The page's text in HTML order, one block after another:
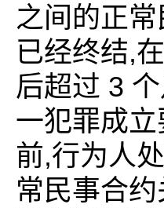
之间的正
已经终结,
后超过 3
一犯罪成
前,行为人
常民事合